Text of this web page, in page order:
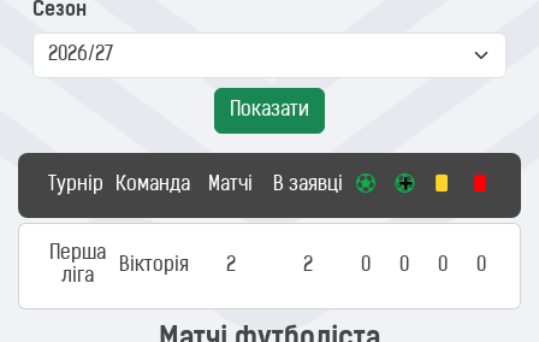
Сезон
Показати
Турнір Команда Матчі В заявці
Перша
ліга
Вікторія 2 2 0 0 0 0